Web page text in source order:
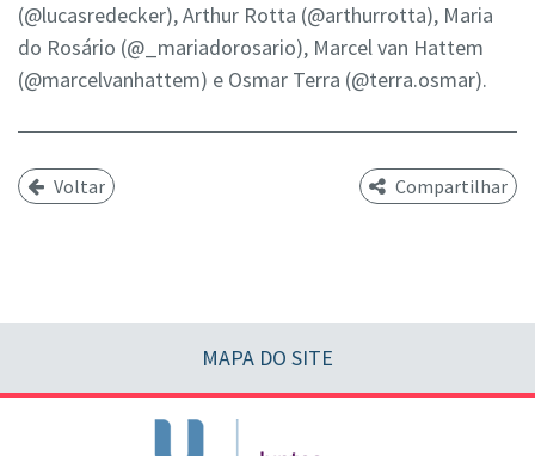
(@lucasredecker), Arthur Rotta (@arthurrotta), Maria
do Rosário (@_mariadorosario), Marcel van Hattem
(@marcelvanhattem) e Osmar Terra (@terra.osmar).
Voltar Compartilhar
MAPA DO SITE